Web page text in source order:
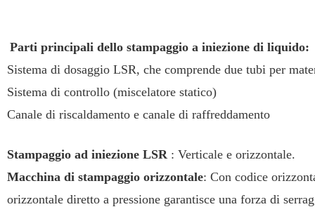
Parti principali dello stampaggio a iniezione di liquido:
Sistema di dosaggio LSR, che comprende due tubi per
Sistema di controllo (miscelatore statico)
Canale di riscaldamento e canale di raffreddamento
Stampaggio ad iniezione LSR: Verticale e orizzontale.
Macchina di stampaggio orizzontale: Con codice
orizzontale diretto a pressione garantisce una forza di